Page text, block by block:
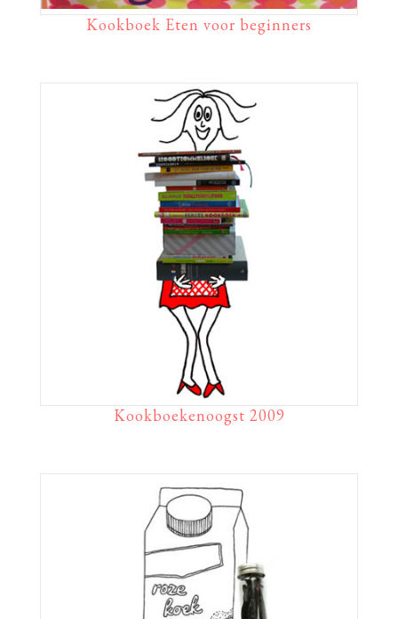
Kookboek Eten voor beginners
Kookboekenoogst 2009